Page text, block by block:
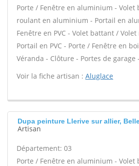
Porte / Fenêtre en aluminium - Volet
roulant en aluminium - Portail en
Fenêtre en PVC - Volet battant / Volet
Portail en PVC - Porte / Fenêtre en
Véranda - Clôture - Portes de garage
Voir la fiche artisan : Aluglace
Dupa peinture Llerive sur allier,
Artisan
Département: 03
Porte / Fenêtre en aluminium - Volet